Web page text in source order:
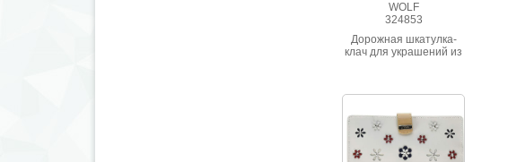
WOLF
324853
Дорожная шкатулка-
клач для украшений из